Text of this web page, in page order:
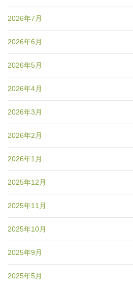
2026年7月
2026年6月
2026年5月
2026年4月
2026年3月
2026年2月
2026年1月
2025年12月
2025年11月
2025年10月
2025年9月
2025年5月